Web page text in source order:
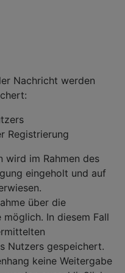
Nachricht werden
Registrierung
wird im Rahmen des
eingeholt und auf
über die
In diesem Fall
Nutzers gespeichert.
keine Weitergabe